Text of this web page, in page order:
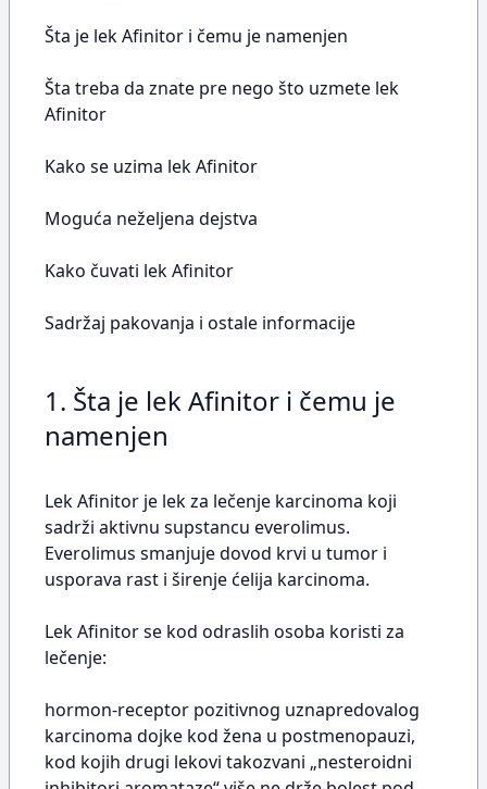
Šta je lek Afinitor i čemu je namenjen
Šta treba da znate pre nego što uzmete lek
Afinitor
Kako se uzima lek Afinitor
Moguća neželjena dejstva
Kako čuvati lek Afinitor
Sadržaj pakovanja i ostale informacije
1. Šta je lek Afinitor i čemu je
namenjen
Lek Afinitor je lek za lečenje karcinoma koji
sadrži aktivnu supstancu everolimus.
Everolimus smanjuje dovod krvi u tumor i
usporava rast i širenje ćelija karcinoma.
Lek Afinitor se kod odraslih osoba koristi za
lečenje:
hormon-receptor pozitivnog uznapredovalog
karcinoma dojke kod žena u postmenopauzi,
kod kojih drugi lekovi takozvani „nesteroidni